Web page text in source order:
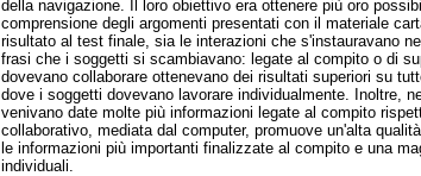
della navigazione. Il loro obiettivo era ottenere più oro
comprensione degli argomenti presentati con il materiale
risultato al test finale, sia le interazioni che s'instauravano
frasi che i soggetti si scambiavano: legate al compito o di
dovevano collaborare ottenevano dei risultati superiori su
dove i soggetti dovevano lavorare individualmente. Inoltre,
venivano date molte più informazioni legate al compito
collaborativo, mediata dal computer, promuove un'alta
le informazioni più importanti finalizzate al compito e una
individuali.